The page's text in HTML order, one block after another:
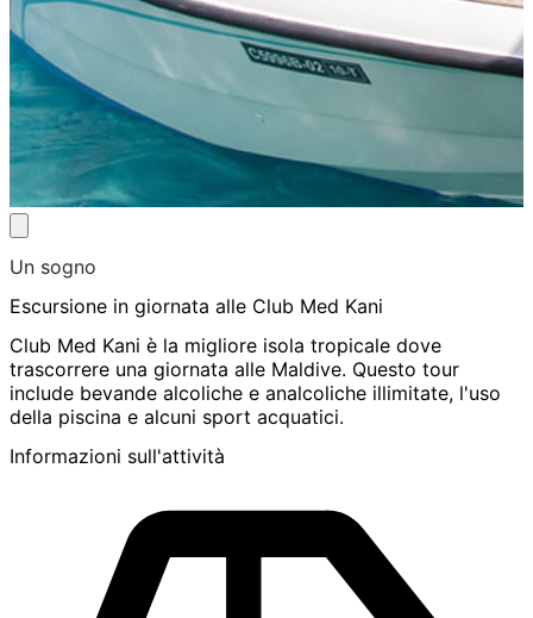
Un sogno
Escursione in giornata alle Club Med Kani
Club Med Kani è la migliore isola tropicale dove
trascorrere una giornata alle Maldive. Questo tour
include bevande alcoliche e analcoliche illimitate, l'uso
della piscina e alcuni sport acquatici.
Informazioni sull'attività